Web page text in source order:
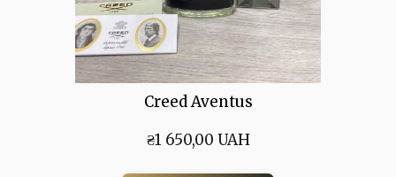
Creed Aventus
₴1 650,00 UAH